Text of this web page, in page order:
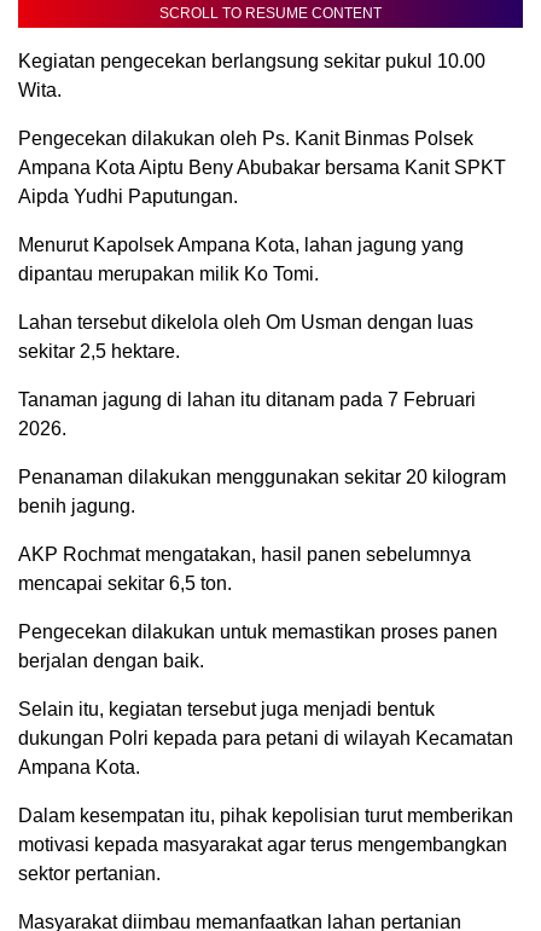
SCROLL TO RESUME CONTENT
Kegiatan pengecekan berlangsung sekitar pukul 10.00
Wita.
Pengecekan dilakukan oleh Ps. Kanit Binmas Polsek
Ampana Kota Aiptu Beny Abubakar bersama Kanit SPKT
Aipda Yudhi Paputungan.
Menurut Kapolsek Ampana Kota, lahan jagung yang
dipantau merupakan milik Ko Tomi.
Lahan tersebut dikelola oleh Om Usman dengan luas
sekitar 2,5 hektare.
Tanaman jagung di lahan itu ditanam pada 7 Februari
2026.
Penanaman dilakukan menggunakan sekitar 20 kilogram
benih jagung.
AKP Rochmat mengatakan, hasil panen sebelumnya
mencapai sekitar 6,5 ton.
Pengecekan dilakukan untuk memastikan proses panen
berjalan dengan baik.
Selain itu, kegiatan tersebut juga menjadi bentuk
dukungan Polri kepada para petani di wilayah Kecamatan
Ampana Kota.
Dalam kesempatan itu, pihak kepolisian turut memberikan
motivasi kepada masyarakat agar terus mengembangkan
sektor pertanian.
Masyarakat diimbau memanfaatkan lahan pertanian